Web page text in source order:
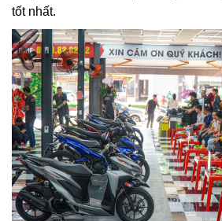
tốt nhất.